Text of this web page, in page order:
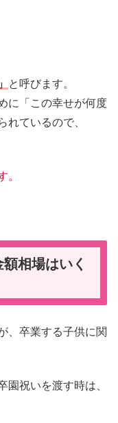
と呼びます。
に「この幸せが何度
れているので、
。
相場はいく
、卒業する子供に関
園祝いを渡す時は、